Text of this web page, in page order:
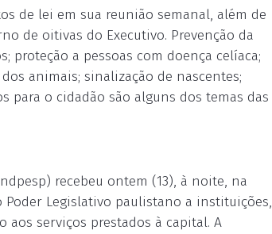
de lei em sua reunião semanal, além de
de oitivas do Executivo. Prevenção da
proteção a pessoas com doença celíaca;
animais; sinalização de nascentes;
para o cidadão são alguns dos temas das
recebeu ontem (13), à noite, na
Poder Legislativo paulistano a instituições,
aos serviços prestados à capital. A